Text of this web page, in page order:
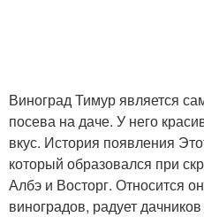
Виноград Тимур является
посева на даче. У него
вкус. История появления
который образовался при
Албэ и Восторг. Относится
виноградов, радует